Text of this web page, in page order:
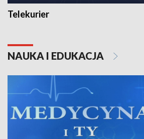
Telekurier
NAUKA I EDUKACJA